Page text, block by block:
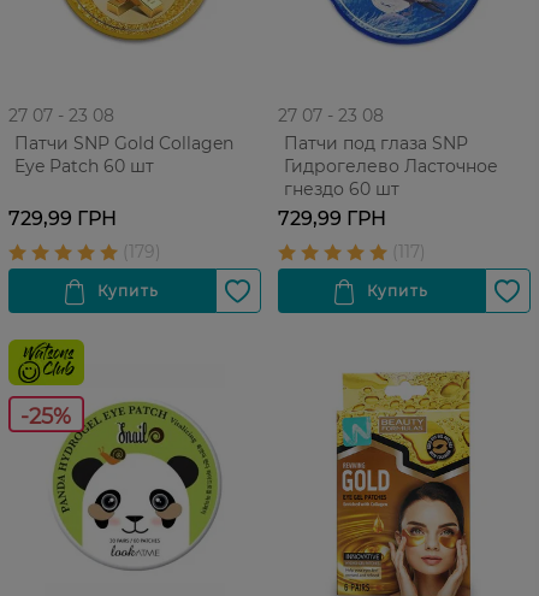
27 07 - 23 08
Патчи SNP Gold Collagen
Eye Patch 60 шт
729,99 ГРН
27 07 - 23 08
Патчи под глаза SNP
Гидрогелево Ласточное
гнездо 60 шт
729,99 ГРН
-25%